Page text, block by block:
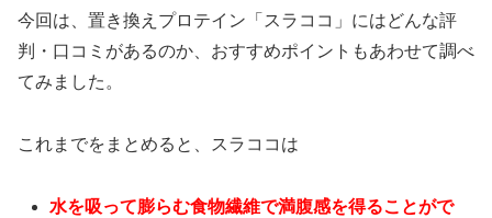
今回は、置き換えプロテイン「スラココ」にはどんな評
判・口コミがあるのか、おすすめポイントもあわせて調べ
てみました。
これまでをまとめると、スラココは
水を吸って膨らむ食物繊維で満腹感を得ることがで